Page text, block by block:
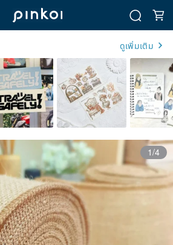
ดูเพิ่มเติม
1/4